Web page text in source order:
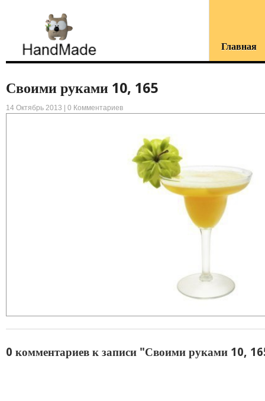
Главная
Своими руками 10, 165
14 Октябрь 2013 | 0 Комментариев
0 комментариев к записи "Своими руками 10,